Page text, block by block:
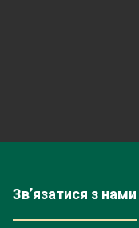
Зв’язатися з нами